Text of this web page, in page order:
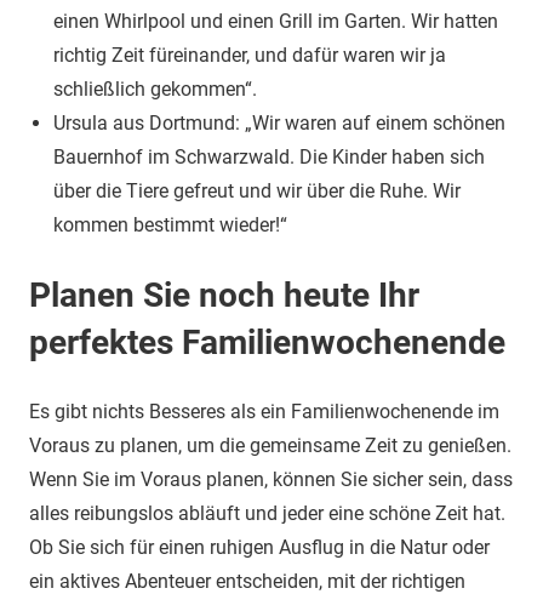
einen Whirlpool und einen Grill im Garten. Wir hatten
richtig Zeit füreinander, und dafür waren wir ja
schließlich gekommen“.
Ursula aus Dortmund: „Wir waren auf einem schönen
Bauernhof im Schwarzwald. Die Kinder haben sich
über die Tiere gefreut und wir über die Ruhe. Wir
kommen bestimmt wieder!“
Planen Sie noch heute Ihr
perfektes Familienwochenende
Es gibt nichts Besseres als ein Familienwochenende im
Voraus zu planen, um die gemeinsame Zeit zu genießen.
Wenn Sie im Voraus planen, können Sie sicher sein, dass
alles reibungslos abläuft und jeder eine schöne Zeit hat.
Ob Sie sich für einen ruhigen Ausflug in die Natur oder
ein aktives Abenteuer entscheiden, mit der richtigen